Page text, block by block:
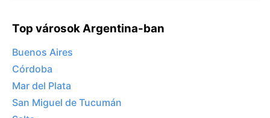
Top városok Argentina-ban
Buenos Aires
Córdoba
Mar del Plata
San Miguel de Tucumán